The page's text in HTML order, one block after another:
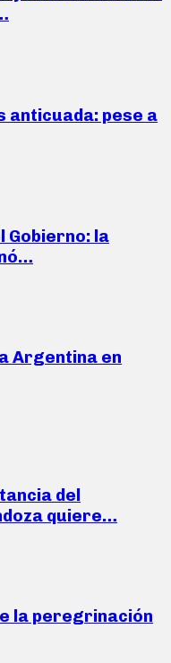
anticuada: pese a
la
Argentina en
del
quiere…
la peregrinación